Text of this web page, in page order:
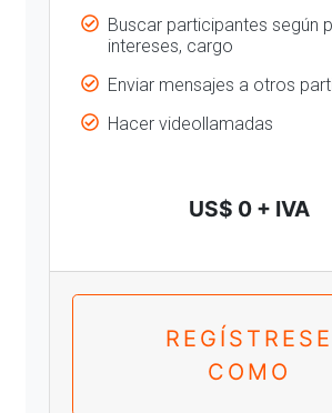
Buscar participantes según
intereses, cargo
Enviar mensajes a otros
Hacer videollamadas
US$ 0 + IVA
REGÍSTRESE
COMO